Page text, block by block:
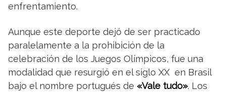
enfrentamiento.
Aunque este deporte dejó de ser practicado
paralelamente a la prohibición de la
celebración de los Juegos Olímpicos, fue una
modalidad que resurgió en el siglo XX en Brasil
bajo el nombre portugués de «Vale tudo». Los